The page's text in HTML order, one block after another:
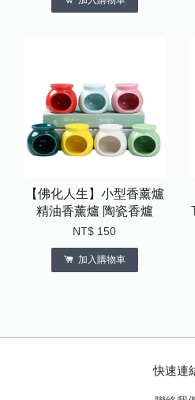
【佛化人生】小型香薰爐
精油香薰爐 陶瓷香爐
NT$ 150
加入購物車
快速連